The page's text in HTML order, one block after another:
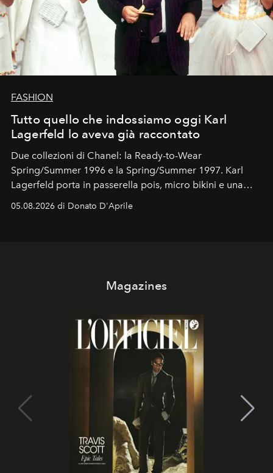
FASHION
Tutto quello che indossiamo oggi Karl
Lagerfeld lo aveva già raccontato
Due collezioni di Chanel: la Ready-to-Wear
Spring/Summer 1996 e la Spring/Summer 1997. Karl
Lagerfeld porta in passerella pois, micro bikini e una
logomania pensata per la spiaggia
Kate, Claudia e Carla una dietro l'altra. Trent'anni dopo,
05.08.2026 di Donato D'Aprile
Magazines